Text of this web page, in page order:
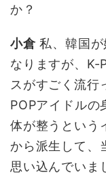
か？
小倉私、韓国が
なりますが、K-
スがすごく流行
POPアイドルの
体が整うという
から派生して、
思い込んでいま